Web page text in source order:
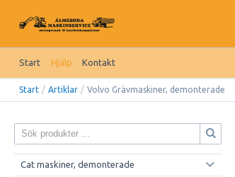
Start Hjälp Kontakt
Start / Artiklar / Volvo Grävmaskiner, demonterade
Cat maskiner, demonterade